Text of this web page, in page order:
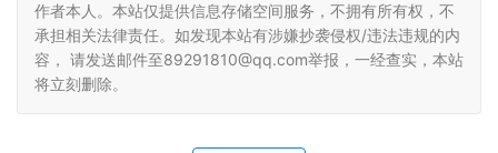
作者本人。本站仅提供信息存储空间服务，不拥有所有权，不
承担相关法律责任。如发现本站有涉嫌抄袭侵权/违法违规的内
容， 请发送邮件至89291810@qq.com举报，一经查实，本站
将立刻删除。